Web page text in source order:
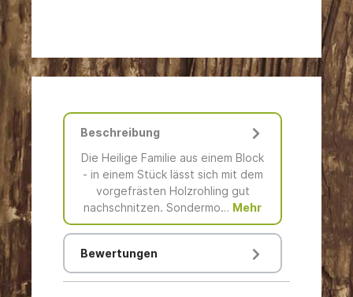
Beschreibung
Die Heilige Familie aus einem Block
- in einem Stück lässt sich mit dem
vorgefrästen Holzrohling gut
nachschnitzen. Sondermo… Mehr
Bewertungen